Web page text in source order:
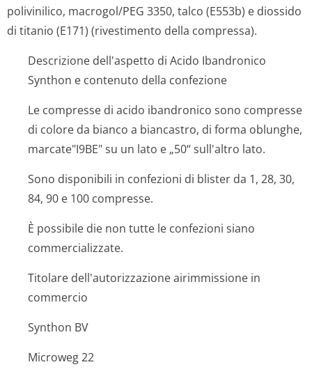
polivinilico, macrogol/PEG 3350, talco (E553b) e diossido
di titanio (E171) (rivestimento della compressa).
Descrizione dell'aspetto di Acido Ibandronico
Synthon e contenuto della confezione
Le compresse di acido ibandronico sono compresse
di colore da bianco a biancastro, di forma oblunghe,
marcate"I9BE" su un lato e „50“ sull'altro lato.
Sono disponibili in confezioni di blister da 1, 28, 30,
84, 90 e 100 compresse.
È possibile die non tutte le confezioni siano
commercializzate.
Titolare dell'autorizzazione airimmissione in
commercio
Synthon BV
Microweg 22